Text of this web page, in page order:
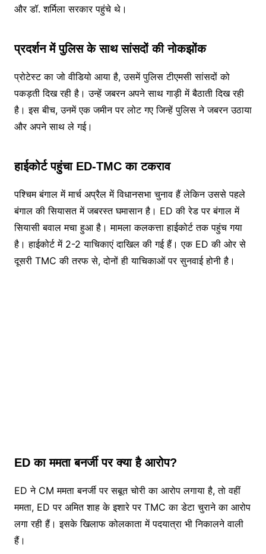
और डॉ. शर्मिला सरकार पहुंचे थे।
प्रदर्शन में पुलिस के साथ सांसदों की नोकझोंक
प्रोटेस्ट का जो वीडियो आया है, उसमें पुलिस टीएमसी सांसदों को
पकड़ती दिख रही है। उन्हें जबरन अपने साथ गाड़ी में बैठाती दिख रही
है। इस बीच, उनमें एक जमीन पर लोट गए जिन्हें पुलिस ने जबरन उठाया
और अपने साथ ले गई।
हाईकोर्ट पहुंचा ED-TMC का टकराव
पश्चिम बंगाल में मार्च अप्रैल में विधानसभा चुनाव हैं लेकिन उससे पहले
बंगाल की सियासत में जबरस्त घमासान है। ED की रेड पर बंगाल में
सियासी बवाल मचा हुआ है। मामला कलकत्ता हाईकोर्ट तक पहुंच गया
है। हाईकोर्ट में 2-2 याचिकाएं दाखिल की गई हैं। एक ED की ओर से
दूसरी TMC की तरफ से, दोनों ही याचिकाओं पर सुनवाई होनी है।
ED का ममता बनर्जी पर क्या है आरोप?
ED ने CM ममता बनर्जी पर सबूत चोरी का आरोप लगाया है, तो वहीं
ममता, ED पर अमित शाह के इशारे पर TMC का डेटा चुराने का आरोप
लगा रही हैं। इसके खिलाफ कोलकाता में पदयात्रा भी निकालने वाली
हैं।